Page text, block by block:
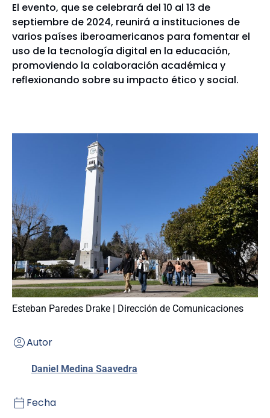
El evento, que se celebrará del 10 al 13 de
septiembre de 2024, reunirá a instituciones de
varios países iberoamericanos para fomentar el
uso de la tecnología digital en la educación,
promoviendo la colaboración académica y
reflexionando sobre su impacto ético y social.
Esteban Paredes Drake | Dirección de Comunicaciones
Autor
Daniel Medina Saavedra
Fecha